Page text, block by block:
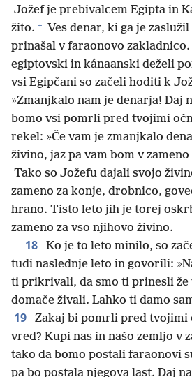
Jožef je prebivalcem Egipta in
žito. + Ves denar, ki ga je
prinašal v faraonovo zakladnico.
egiptovski in kánaanski deželi
vsi Egipčani so začeli hoditi k
»Zmanjkalo nam je denarja! Daj
bomo vsi pomrli pred tvojimi
rekel: »Če vam je zmanjkalo
živino, jaz pa vam bom v
Tako so Jožefu dajali svojo
zameno za konje, drobnico,
hrano. Tisto leto jih je torej
zameno za vso njihovo živino.
18
Ko je to leto minilo, so
tudi naslednje leto in govorili:
ti prikrivali, da smo ti prinesli že
domače živali. Lahko ti damo
19
Zakaj bi pomrli pred tvojimi
vred? Kupi nas in našo zemljo v
tako da bomo postali faraonovi
pa bo postala njegova last. Daj